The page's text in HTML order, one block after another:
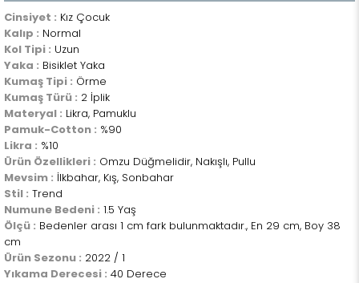
Cinsiyet : Kız Çocuk
Kalıp : Normal
Kol Tipi : Uzun
Yaka : Bisiklet Yaka
Kumaş Tipi : Örme
Kumaş Türü : 2 İplik
Materyal : Likra, Pamuklu
Pamuk-Cotton : %90
Likra : %10
Ürün Özellikleri : Omzu Düğmelidir, Nakışlı, Pullu
Mevsim : İlkbahar, Kış, Sonbahar
Stil : Trend
Numune Bedeni : 1.5 Yaş
Ölçü : Bedenler arası 1 cm fark bulunmaktadır., En 29 cm, Boy 38
cm
Ürün Sezonu : 2022 / 1
Yıkama Derecesi : 40 Derece